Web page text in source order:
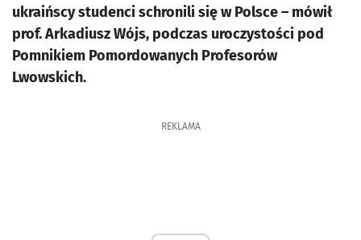
ukraińscy studenci schronili się w Polsce – mówił
prof. Arkadiusz Wójs, podczas uroczystości pod
Pomnikiem Pomordowanych Profesorów
Lwowskich.
REKLAMA